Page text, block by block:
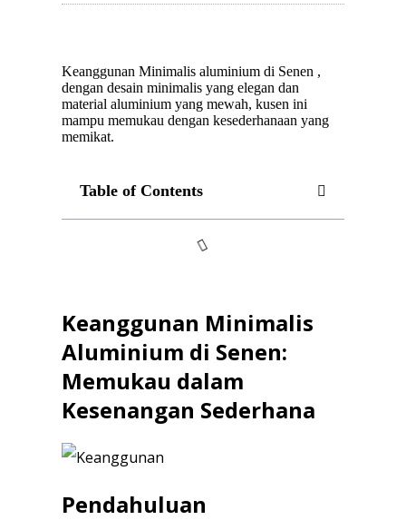
Keanggunan Minimalis aluminium di Senen ,
dengan desain minimalis yang elegan dan
material aluminium yang mewah, kusen ini
mampu memukau dengan kesederhanaan yang
memikat.
Table of Contents
Keanggunan Minimalis
Aluminium di Senen:
Memukau dalam
Kesenangan Sederhana
Pendahuluan